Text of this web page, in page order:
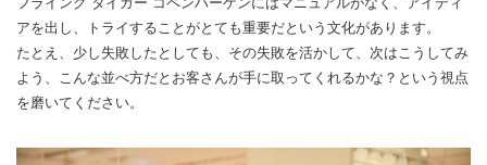
アを出し、トライすることがとても重要だという文化があります。
たとえ、少し失敗したとしても、その失敗を活かして、次はこうしてみ
よう、こんな並べ方だとお客さんが手に取ってくれるかな？という視点
を磨いてください。